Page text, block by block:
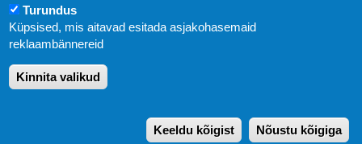
KIRJASTUS PEGASUS OÜ © 2020
Paldiski mnt. 29 (A korpus VI korrus), Tallinn
E-post:pegasus[at]pegasus.ee
Turundus
Küpsised, mis aitavad esitada asjakohasemaid
reklaambännereid
Kinnita valikud
Keeldu kõigist Nõustu kõigiga